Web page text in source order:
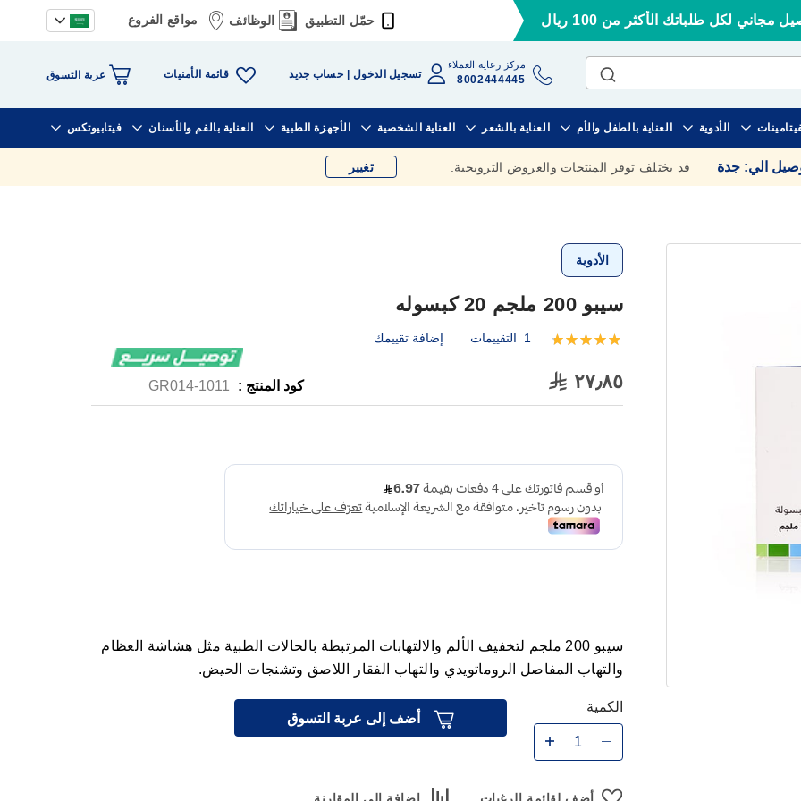
مجاني لكل طلباتك الأكثر من 100 ريال حمّل التطبيق الوظائف مواقع الفروع
مركز رعاية العملاء
8002444445 تسجيل الدخول حساب جديد قائمة الأمنيات عربة التسوق
الأدوية العناية بالطفل والأم العناية بالشعر العناية الشخصية الأجهزة الطبية العناية بالفم والأسنان فيتابيوتكس
الي: جدة قد يختلف توفر المنتجات والعروض الترويجية. تغيير
الأدوية
سيبو 200 ملجم 20 كبسوله
تقييم:
1 التقييمات إضافة تقييمك
٢٧٫٨٥ كود المنتج : 1011-GR014
سيبو 200 ملجم لتخفيف الألم والالتهابات المرتبطة بالحالات الطبية مثل هشاشة العظام
والتهاب المفاصل الروماتويدي والتهاب الفقار اللاصق وتشنجات الحيض.
الكمية
أضف إلى عربة التسوق